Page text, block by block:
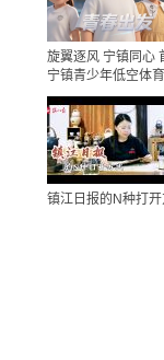
旋翼逐风 宁镇同心
宁镇青少年低空体
镇江日报的N种打